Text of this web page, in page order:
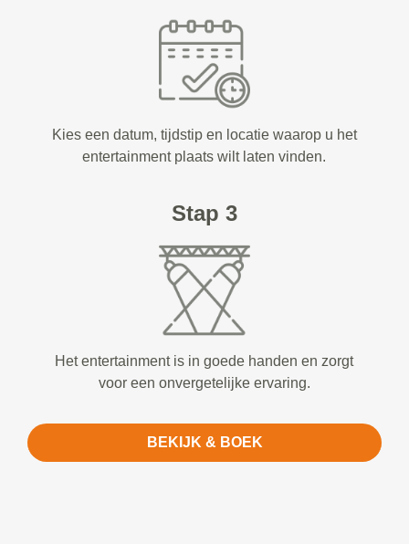
Kies een datum, tijdstip en locatie waarop u het
entertainment plaats wilt laten vinden.
Stap 3
Het entertainment is in goede handen en zorgt
voor een onvergetelijke ervaring.
BEKIJK & BOEK